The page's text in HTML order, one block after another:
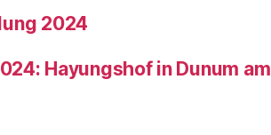
2024
Hayungshof in Dunum am